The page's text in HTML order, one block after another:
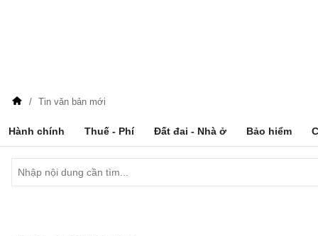
Tin văn bản mới
Hành chính Thuế - Phí Đất đai - Nhà ở Bảo hiểm